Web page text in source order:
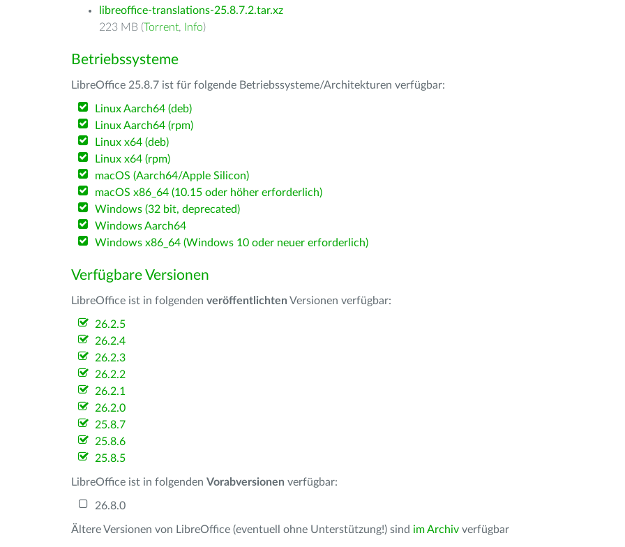
libreoffice-translations-25.8.7.2.tar.xz
223 MB (Torrent, Info)
Betriebssysteme
LibreOffice 25.8.7 ist für folgende Betriebssysteme/Architekturen verfügbar:
Linux Aarch64 (deb)
Linux Aarch64 (rpm)
Linux x64 (deb)
Linux x64 (rpm)
macOS (Aarch64/Apple Silicon)
macOS x86_64 (10.15 oder höher erforderlich)
Windows (32 bit, deprecated)
Windows Aarch64
Windows x86_64 (Windows 10 oder neuer erforderlich)
Verfügbare Versionen
LibreOffice ist in folgenden veröffentlichten Versionen verfügbar:
26.2.5
26.2.4
26.2.3
26.2.2
26.2.1
26.2.0
25.8.7
25.8.6
25.8.5
LibreOffice ist in folgenden Vorabversionen verfügbar:
26.8.0
Ältere Versionen von LibreOffice (eventuell ohne Unterstützung!) sind im Archiv verfügbar